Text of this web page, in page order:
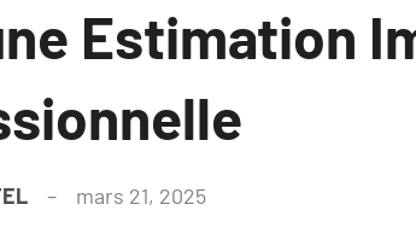
Estimation
mars 21, 2025